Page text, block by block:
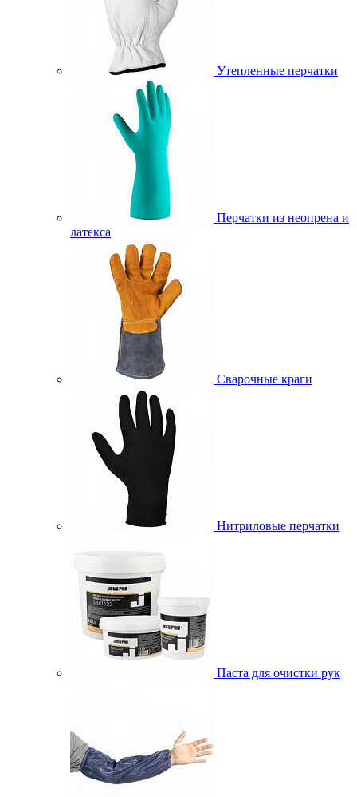
Утепленные перчатки
Перчатки из неопрена и
латекса
Сварочные краги
Нитриловые перчатки
Паста для очистки рук